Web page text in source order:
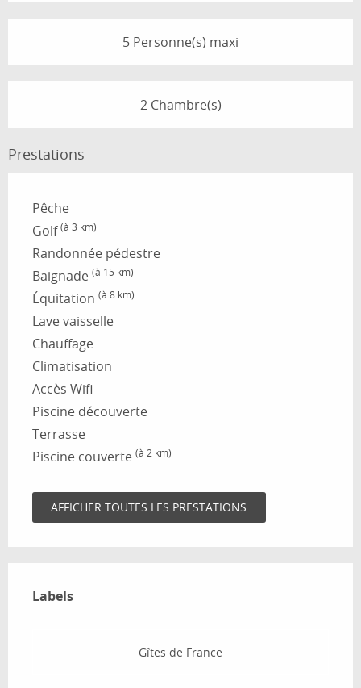
5 Personne(s) maxi
2 Chambre(s)
Prestations
Pêche
Golf(à 3 km)
Randonnée pédestre
Baignade (à 15 km)
Équitation (à 8 km)
Lave vaisselle
Chauffage
Climatisation
Accès Wifi
Piscine découverte
Terrasse
Piscine couverte (à 2 km)
AFFICHER TOUTES LES PRESTATIONS
Labels
Labels
Gîtes de France